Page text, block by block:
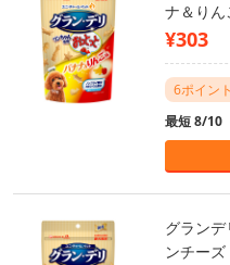
ナ＆り
¥303
6ポイン
最短 8/10
グラン
ンチー